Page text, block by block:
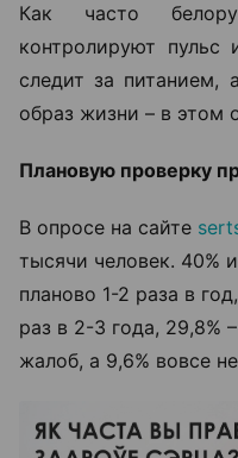
Как часто
контролируют пульс
следит за питанием,
образ жизни – в этом
Плановую проверку
В опросе на сайте
тысячи человек. 40%
планово 1-2 раза в
раз в 2-3 года, 29,8%
жалоб, а 9,6% вовсе